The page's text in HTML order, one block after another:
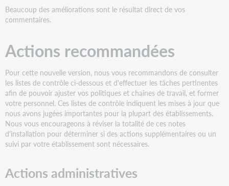
améliorations
pour
création
et
gestion
des
demandes
Expiration
automatique
des
demandes
aux
Beaucoup des améliorations sont le résultat direct de vos
commentaires.
Actions recommandées
Pour cette nouvelle version, nous vous recommandons de consulter
les listes de contrôle ci-dessous et d'effectuer les tâches pertinentes
afin de pouvoir ajuster vos politiques et chaînes de travail, et former
votre personnel. Ces listes de contrôle indiquent les mises à jour que
nous avons jugées importantes pour la plupart des établissements.
Nous vous encourageons à réviser la totalité de ces notes
d'installation pour déterminer si des actions supplémentaires ou un
suivi par votre établissement sont nécessaires.
Actions administratives